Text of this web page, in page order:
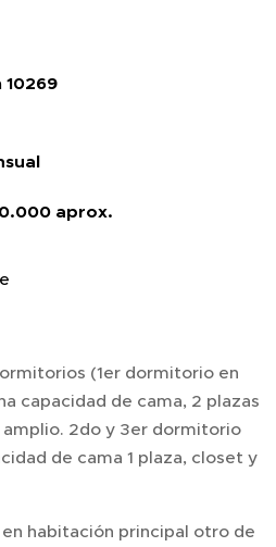
10269
aprox.
(1er dormitorio en
capacidad de cama, 2 plazas
2do y 3er dormitorio
de cama 1 plaza, closet y
en habitación principal otro de